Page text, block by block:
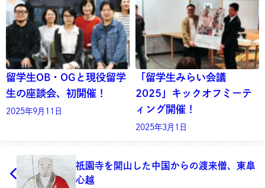
留学生OB・OGと現役留学
生の座談会、初開催！
2025年9月11日
「留学生みらい会議
2025」キックオフミーテ
ィング開催！
2025年3月1日
祇園寺を開山した中国からの渡来僧、東皐
心越